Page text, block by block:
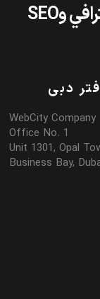
موقع ويب، تصميم موقع احترافي وSEO
دبی
WebCity Company
Office No. 1
Unit 1301, Opal
Business Bay,